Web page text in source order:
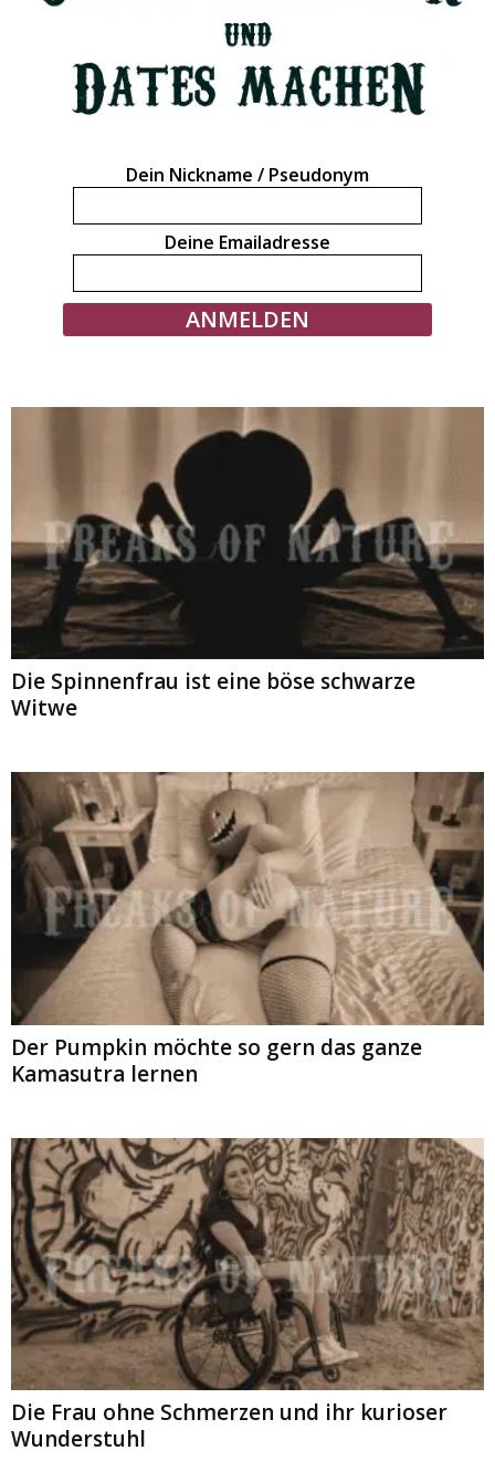
Dein Nickname / Pseudonym
Deine Emailadresse
Die Spinnenfrau ist eine böse schwarze
Witwe
Der Pumpkin möchte so gern das ganze
Kamasutra lernen
Die Frau ohne Schmerzen und ihr kurioser
Wunderstuhl